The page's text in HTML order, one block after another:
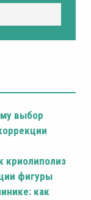
выбор
криолиполиз
фигуры
как